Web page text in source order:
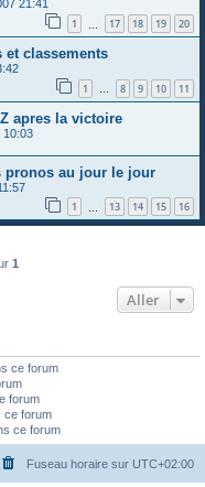
21:41
1 17 18 19 20
classements
1 … 8 9 10 11
apres la victoire
10:03
pronos au jour le jour
1 13 14 15 16
1
Aller
ce forum
forum
ce forum
ce forum
Fuseau horaire sur UTC+02:00